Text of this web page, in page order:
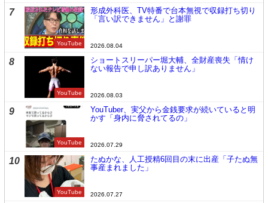
7
YouTube
形成外科医、TV特番で台本無視で収録打ち切り
「言い訳できません」と謝罪
2026.08.04
8
YouTube
ショートスリーパー堀大輔、全財産喪失「情け
ない報告で申し訳ありません」
2026.08.03
9
YouTube
YouTuber、実父から金銭要求が続いていると明
かす「身内に脅されてるの」
2026.07.29
10
YouTube
たぬかな、人工授精6回目の末に出産「子たぬ無
事産まれました」
2026.07.27